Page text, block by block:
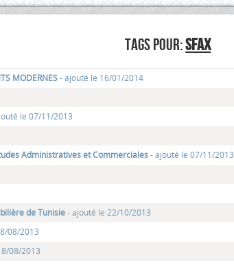
TAGS POUR:SFAX
MODERNES- ajouté le 16/01/2014
le 07/11/2013
Administratives et Commerciales- ajouté le 07/11/2013
de Tunisie- ajouté le 22/10/2013
08/2013
08/2013